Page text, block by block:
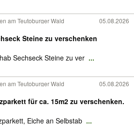
am Teutoburger Wald 05.08.2026
Steine zu verschenken
Sechseck Steine zu ver ...
am Teutoburger Wald 05.08.2026
Holzparkett für ca. 15m2 zu verschenken.
Eiche an Selbstab ...